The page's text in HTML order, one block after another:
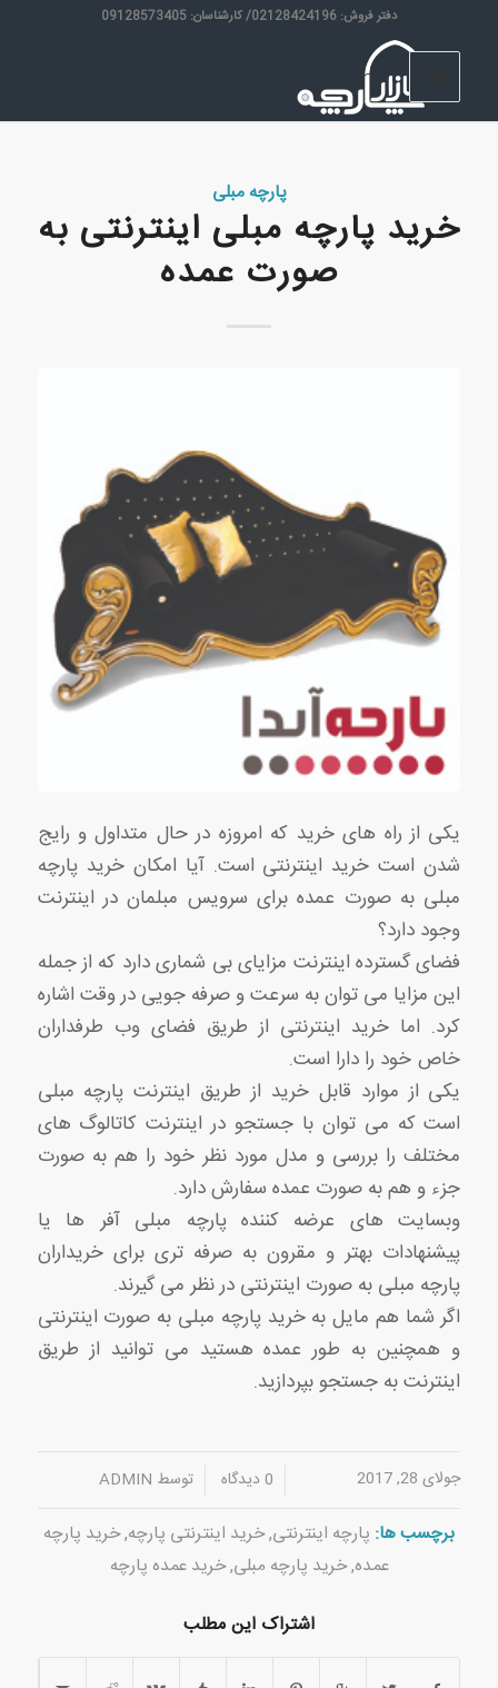
دفتر فروش: 02128424196/ کارشناسان: 09128573405
پارچه مبلی
خرید پارچه مبلی اینترنتی به
صورت عمده
یکی از راه های خرید که امروزه در حال متداول و رایج
شدن است خرید اینترنتی است. آیا امکان خرید پارچه
مبلی به صورت عمده برای سرویس مبلمان در اینترنت
وجود دارد؟
فضای گسترده اینترنت مزایای بی شماری دارد که از جمله
این مزایا می توان به سرعت و صرفه جویی در وقت اشاره
کرد. اما خرید اینترنتی از طریق فضای وب طرفداران
خاص خود را دارا است.
یکی از موارد قابل خرید از طریق اینترنت پارچه مبلی
است که می توان با جستجو در اینترنت کاتالوگ های
مختلف را بررسی و مدل مورد نظر خود را هم به صورت
جزء و هم به صورت عمده سفارش دارد.
وبسایت های عرضه کننده پارچه مبلی آفر ها یا
پیشنهادات بهتر و مقرون به صرفه تری برای خریداران
پارچه مبلی به صورت اینترنتی در نظر می گیرند.
اگر شما هم مایل به خرید پارچه مبلی به صورت اینترنتی
و همچنین به طور عمده هستید می توانید از طریق
اینترنت به جستجو بپردازید.
جولای 28, 2017 / 0 دیدگاه/ توسط ADMIN
برچسب ها: پارچه اینترنتی,خرید اینترنتی پارچه,خرید پارچه
عمده,خرید پارچه مبلی,خرید عمده پارچه
اشتراک این مطلب